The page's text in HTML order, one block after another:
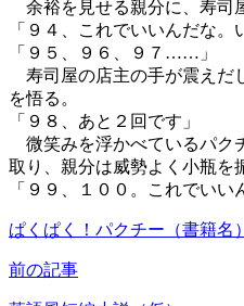
余裕を見せる親分に、寿司
「９４、これでいいんだな。
「９５、９６、９７……」
寿司屋の店主の手が震えだ
を悟る。
「９８、あと２回です」
微笑みを浮かべているパク
取り、親分は威勢よく小瓶を
「９９、１００。これでいい
ぱくぱく！パクチー（書籍名
前の記事